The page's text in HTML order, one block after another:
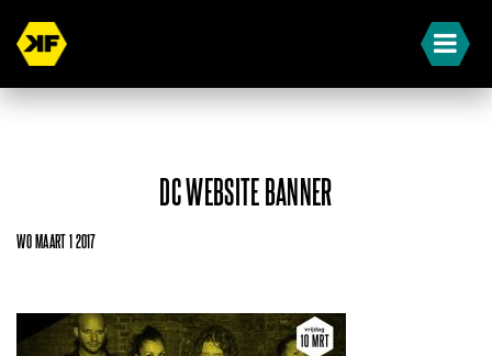
DC WEBSITE BANNER
WO MAART 1 2017